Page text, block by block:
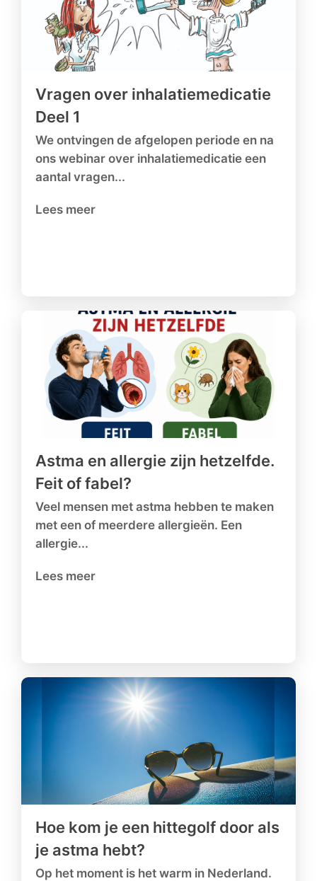
Vragen over inhalatiemedicatie
Deel 1
We ontvingen de afgelopen periode en na
ons webinar over inhalatiemedicatie een
aantal vragen...
Lees meer
Astma en allergie zijn hetzelfde.
Feit of fabel?
Veel mensen met astma hebben te maken
met een of meerdere allergieën. Een
allergie...
Lees meer
Hoe kom je een hittegolf door als
je astma hebt?
Op het moment is het warm in Nederland.